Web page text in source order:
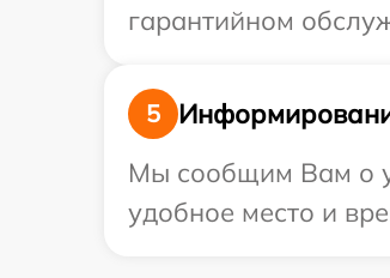
гарантийном
5
Мы сообщим Вам о
удобное место и